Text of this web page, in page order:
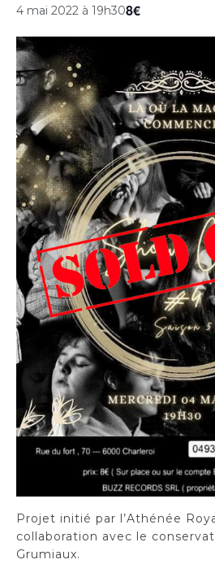
4 mai 2022 à 19h308€
Projet initié par l’Athénée
collaboration avec le
Grumiaux.